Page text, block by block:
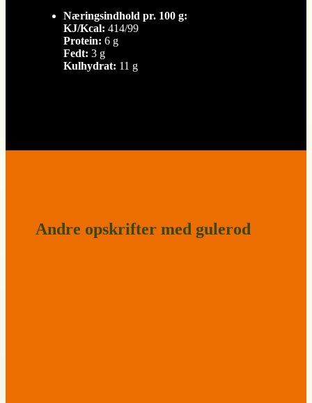
Næringsindhold pr. 100 g:
KJ/Kcal: 414/99
Protein: 6 g
Fedt: 3 g
Kulhydrat: 11 g
Andre opskrifter med gulerod